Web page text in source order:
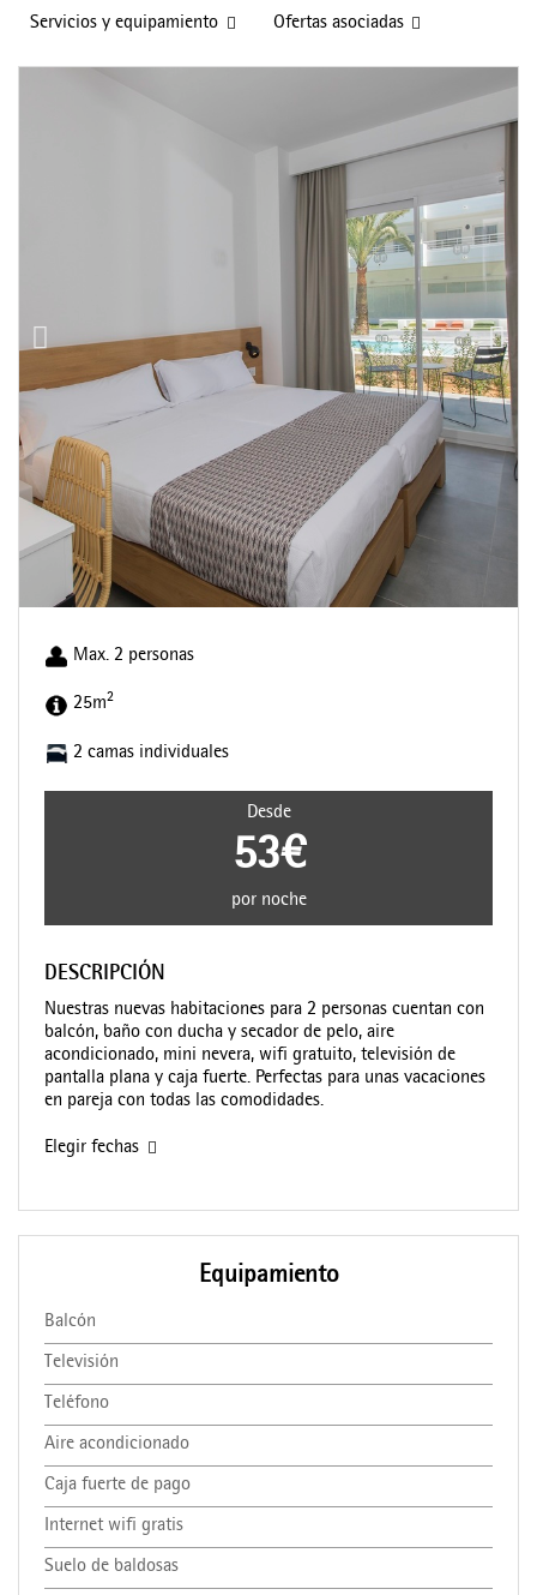
Servicios y equipamiento Ofertas asociadas
Max. 2 personas
25m2
2 camas individuales
Desde
53€
por noche
DESCRIPCIÓN
Nuestras nuevas habitaciones para 2 personas cuentan con
balcón, baño con ducha y secador de pelo, aire
acondicionado, mini nevera, wifi gratuito, televisión de
pantalla plana y caja fuerte. Perfectas para unas vacaciones
en pareja con todas las comodidades.
Elegir fechas
Equipamiento
Balcón
Televisión
Teléfono
Aire acondicionado
Caja fuerte de pago
Internet wifi gratis
Suelo de baldosas